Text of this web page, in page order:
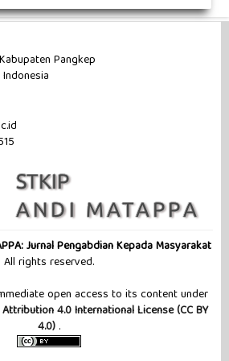
Pangkep
Jurnal Pengabdian Kepada Masyarakat
All rights reserved.
open access to its content under
4.0 International License (CC BY
4.0) .